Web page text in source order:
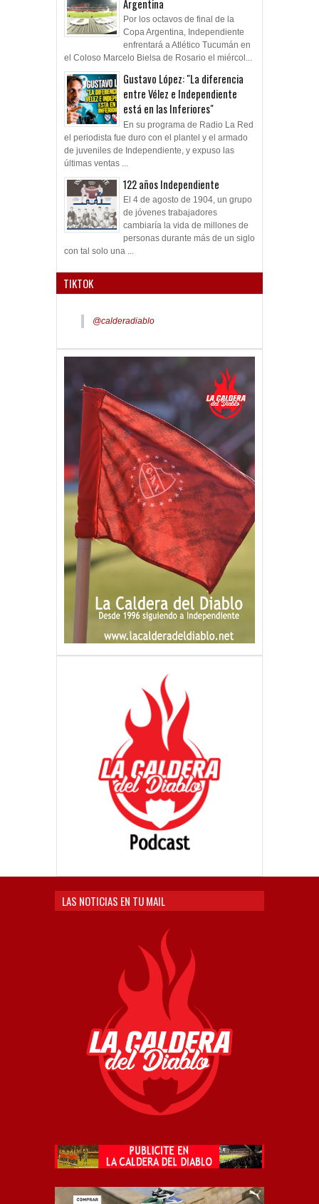
Argentina
Por los octavos de final de la
Copa Argentina, Independiente
enfrentará a Atlético Tucumán en
el Coloso Marcelo Bielsa de Rosario el miércol...
Gustavo López: "La diferencia
entre Vélez e Independiente
está en las Inferiores"
En su programa de Radio La Red
el periodista fue duro con el plantel y el armado
de juveniles de Independiente, y expuso las
últimas ventas ...
122 años Independiente
El 4 de agosto de 1904, un grupo
de jóvenes trabajadores
cambiaría la vida de millones de
personas durante más de un siglo
con tal solo una ...
TIKTOK
@calderadiablo
LAS NOTICIAS EN TU MAIL